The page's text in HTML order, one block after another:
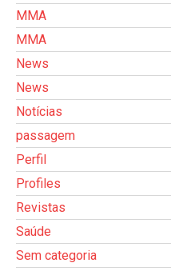
MMA
MMA
News
News
Notícias
passagem
Perfil
Profiles
Revistas
Saúde
Sem categoria